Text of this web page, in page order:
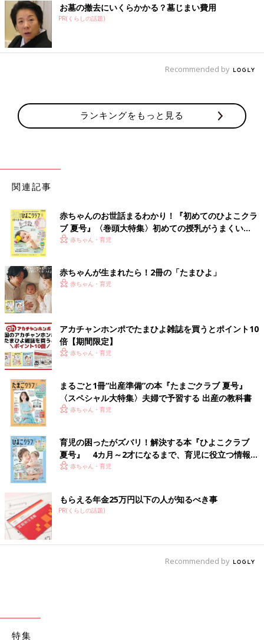
お墓の撤去にいくらかかる？墓じまい費用
PR(くらしの話題)
Recommended by
ランキングをもっと見る
関連記事
赤ちゃんのお世話まるわかり！『初めてのひよこクラ
ブ 夏号』〈巻頭大特集〉初めての授乳がうまくい
く！ おっぱい・ミルクの基本と夏のトラブル 解決テ
赤ちゃん・育児
赤ちゃんが生まれたら！2冊の「たまひよ」
赤ちゃん・育児
アカチャンホンポでたまひよ雑誌を買うとポイント10
倍【期間限定】
赤ちゃん・育児
まるごと1冊“出産準備”の本『たまごクラブ 夏号』
〈スペシャル大特集〉夫婦で予習する 出産の教科書
赤ちゃん・育児
育児の困ったがズバリ！解決する本『ひよこクラブ
夏号』 4カ月～2才になるまで、育児に役立つ情報が
いっぱい！
赤ちゃん・育児
もらえる年金25万円以下の人が知るべき事
PR(くらしの話題)
Recommended by
特集